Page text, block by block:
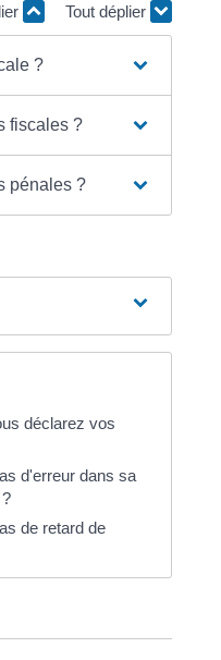
Tout déplier
?
fiscales ?
pénales ?
déclarez vos
d'erreur dans sa
de retard de